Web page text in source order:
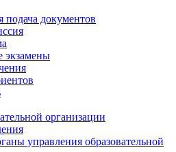
подача документов
экзамены
организации
управления образовательной